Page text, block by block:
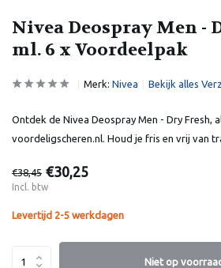
Nivea Deospray Men -
ml. 6 x Voordeelpak
Merk: Nivea Bekijk alles
Ontdek de Nivea Deospray Men - Dry Fresh,
voordeligscheren.nl. Houd je fris en vrij van
€38,45 €30,25
Incl. btw
Levertijd 2-5 werkdagen
Niet op